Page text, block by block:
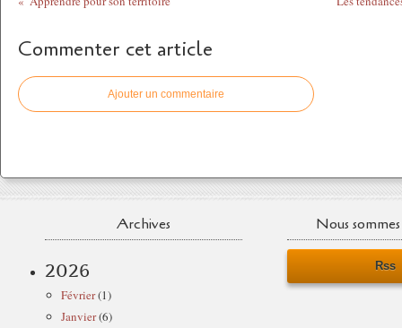
Commenter cet article
Ajouter un commentaire
Archives
2026
Février(1)
Janvier(6)
Nous
Rss